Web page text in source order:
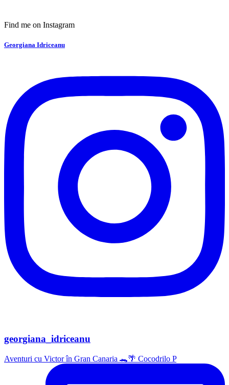
Find me on Instagram
Georgiana Idriceanu
georgiana_idriceanu
Aventuri cu Victor în Gran Canaria 🐊🌴 Cocodrilo P